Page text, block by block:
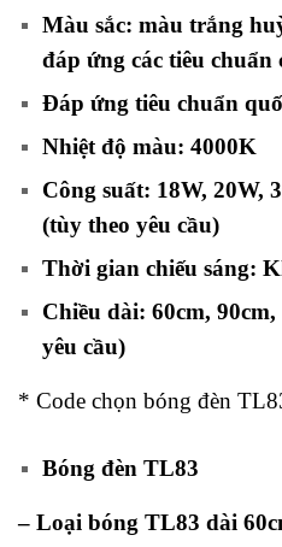
Màu sắc: màu trắng
đáp ứng các tiêu
Đáp ứng tiêu chuẩn
Nhiệt độ màu: 4000K
Công suất: 18W, 20W,
(tùy theo yêu cầu)
Thời gian chiếu sáng:
Chiều dài: 60cm,
yêu cầu)
* Code chọn bóng đèn
Bóng đèn TL83
– Loại bóng TL83 dài